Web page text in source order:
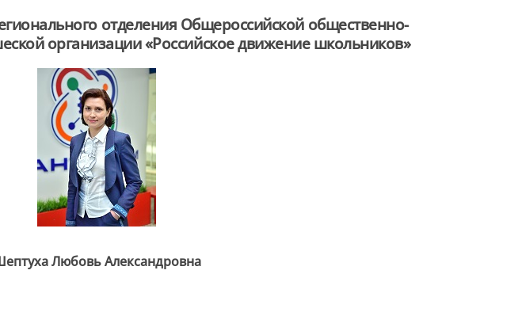
отделения Общероссийской общественно-
организации «Российское движение школьников»
Любовь Александровна